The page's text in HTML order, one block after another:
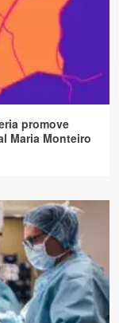
promove
Maria Monteiro